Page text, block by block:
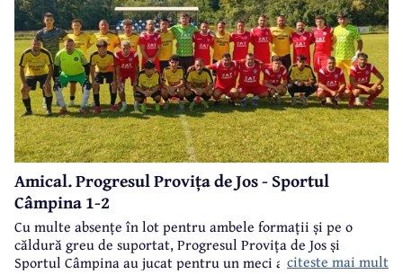
Amical. Progresul Provița de Jos - Sportul
Câmpina 1-2
Cu multe absențe în lot pentru ambele formații și pe o
căldură greu de suportat, Progresul Provița de Jos și
Sportul Câmpina au jucat pentru un meci amical.citeste mai mult